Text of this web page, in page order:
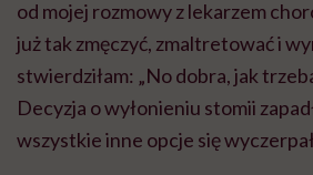
od mojej rozmowy z lekarzem
już tak zmęczyć, zmaltretować i
stwierdziłam: „No dobra, jak
Decyzja o wyłonieniu stomii
wszystkie inne opcje się